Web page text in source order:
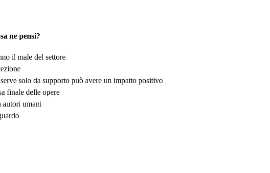
ne pensi?
il male del settore
solo da supporto può avere un impatto positivo
finale delle opere
autori umani